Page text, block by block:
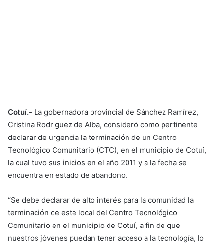
Cotuí.- La gobernadora provincial de Sánchez Ramírez,
Cristina Rodríguez de Alba, consideró como pertinente
declarar de urgencia la terminación de un Centro
Tecnológico Comunitario (CTC), en el municipio de Cotuí,
la cual tuvo sus inicios en el año 2011 y a la fecha se
encuentra en estado de abandono.
“Se debe declarar de alto interés para la comunidad la
terminación de este local del Centro Tecnológico
Comunitario en el municipio de Cotuí, a fin de que
nuestros jóvenes puedan tener acceso a la tecnología, lo